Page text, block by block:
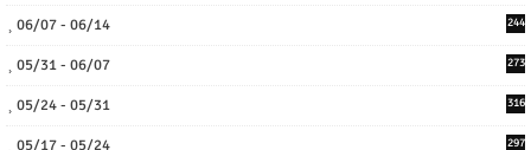
06/07 - 06/14 244
05/31 - 06/07 273
05/24 - 05/31 316
05/17 - 05/24 297